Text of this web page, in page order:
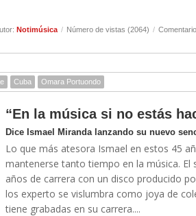
Notimúsica / Número de vistas (2064) /
Cuba Omara Portuondo
“En la música si no estás
Dice Ismael Miranda lanzando su nuevo
Lo que más atesora Ismael en estos 45
mantenerse tanto tiempo en la música. El
años de carrera con un disco producido
los experto se vislumbra como joya de
tiene grabadas en su carrera....